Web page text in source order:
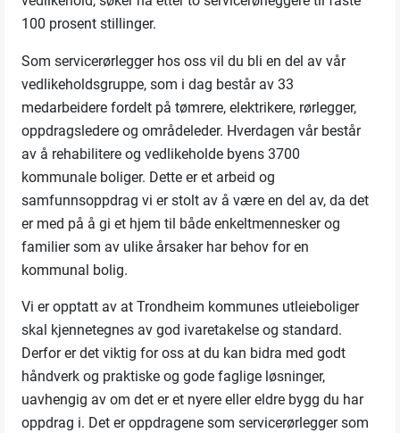
100 prosent stillinger.
Som servicerørlegger hos oss vil du bli en del av vår
vedlikeholdsgruppe, som i dag består av 33
medarbeidere fordelt på tømrere, elektrikere, rørlegger,
oppdragsledere og områdeleder. Hverdagen vår består
av å rehabilitere og vedlikeholde byens 3700
kommunale boliger. Dette er et arbeid og
samfunnsoppdrag vi er stolt av å være en del av, da det
er med på å gi et hjem til både enkeltmennesker og
familier som av ulike årsaker har behov for en
kommunal bolig.
Vi er opptatt av at Trondheim kommunes utleieboliger
skal kjennetegnes av god ivaretakelse og standard.
Derfor er det viktig for oss at du kan bidra med godt
håndverk og praktiske og gode faglige løsninger,
uavhengig av om det er et nyere eller eldre bygg du har
oppdrag i. Det er oppdragene som servicerørlegger som